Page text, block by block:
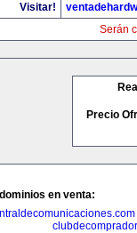
Visitar!
Serán
Precio
en venta: